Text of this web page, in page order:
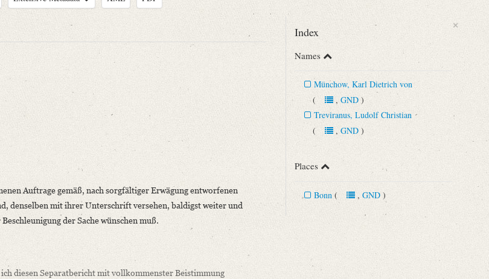
Eduard dʼAlton, Friedrich Christian Diez, Philipp Strahl, Carl Friedrich Heinrich
Auftrage gemäß, nach sorgfältiger Erwägung entworfenen
denselben mit ihrer Unterschrift versehen, baldigst weiter und
der Sache wünschen muß.
diesen Separatbericht mit vollkommenster Beistimmung
×
Index
Names
Münchow, Karl Dietrich von
(, GND)
Treviranus, Ludolf Christian
(, GND)
Places
Bonn (, GND)